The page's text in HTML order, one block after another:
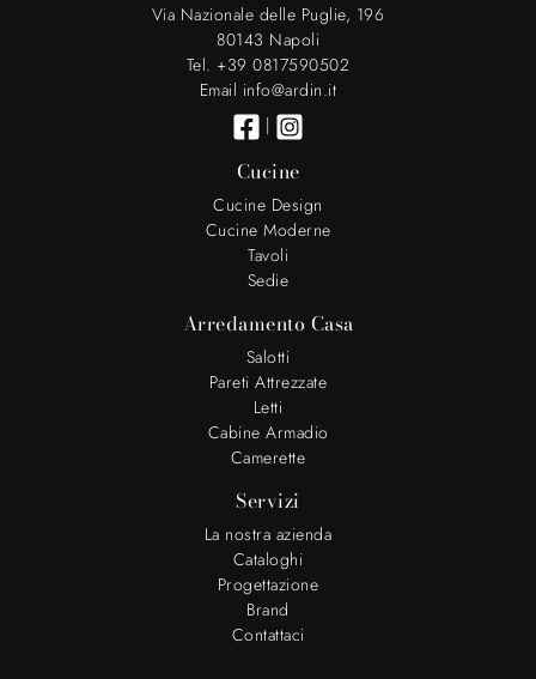
Via Nazionale delle Puglie, 196
80143 Napoli
Tel. +39 0817590502
Email info@ardin.it
|
Cucine
Cucine Design
Cucine Moderne
Tavoli
Sedie
Arredamento Casa
Salotti
Pareti Attrezzate
Letti
Cabine Armadio
Camerette
Servizi
La nostra azienda
Cataloghi
Progettazione
Brand
Contattaci